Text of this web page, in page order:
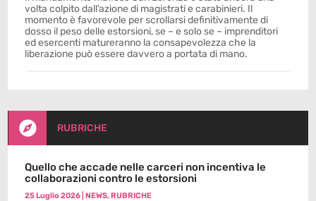
volta colpito dall’azione di magistrati e carabinieri. Il
momento è favorevole per scrollarsi definitivamente di
dosso il peso delle estorsioni, se – e solo se – imprenditori
ed esercenti matureranno la consapevolezza che la
liberazione può essere davvero a portata di mano.
 RUBRICHE
Quello che accade nelle carceri non incentiva le
collaborazioni contro le estorsioni
25 Luglio 2026 |NEWS,RUBRICHE